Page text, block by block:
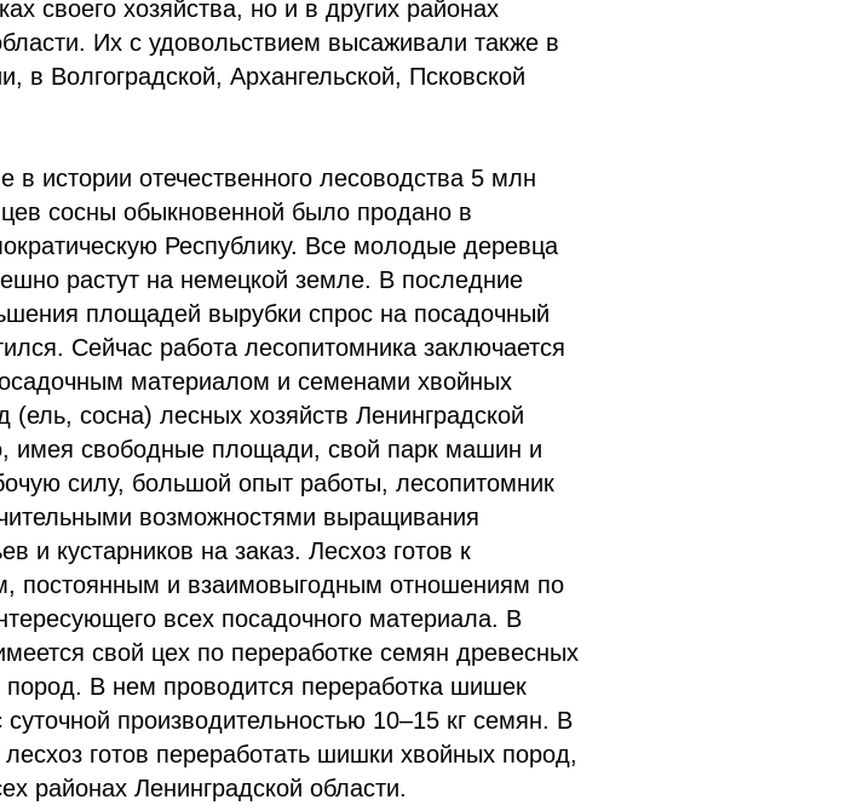
своего хозяйства, но и в других районах
Их с удовольствием высаживали также в
в Волгоградской, Архангельской, Псковской
в истории отечественного лесоводства 5 млн
сосны обыкновенной было продано в
Республику. Все молодые деревца
растут на немецкой земле. В последние
площадей вырубки спрос на посадочный
Сейчас работа лесопитомника заключается
материалом и семенами хвойных
(ель, сосна) лесных хозяйств Ленинградской
имея свободные площади, свой парк машин и
силу, большой опыт работы, лесопитомник
возможностями выращивания
и кустарников на заказ. Лесхоз готов к
постоянным и взаимовыгодным отношениям по
всех посадочного материала. В
свой цех по переработке семян древесных
пород. В нем проводится переработка шишек
производительностью 10–15 кг семян. В
готов переработать шишки хвойных пород,
районах Ленинградской области.